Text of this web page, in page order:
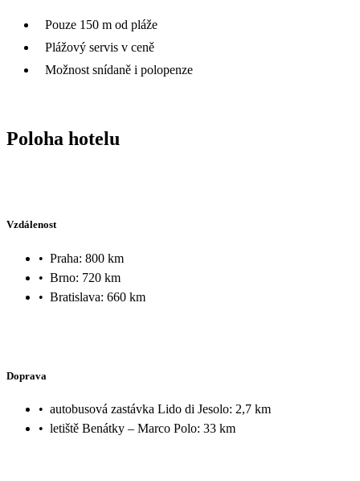
Pouze 150 m od pláže
Plážový servis v ceně
Možnost snídaně i polopenze
Poloha hotelu
Vzdálenost
• Praha: 800 km
• Brno: 720 km
• Bratislava: 660 km
Doprava
• autobusová zastávka Lido di Jesolo: 2,7 km
• letiště Benátky – Marco Polo: 33 km